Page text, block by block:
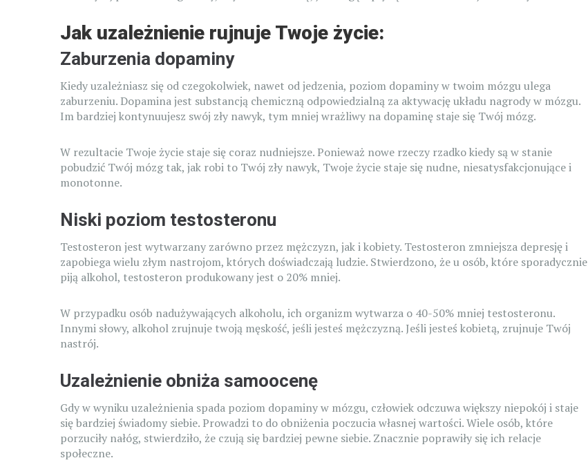
Jak uzależnienie rujnuje Twoje życie:
Zaburzenia dopaminy
Kiedy uzależniasz się od czegokolwiek, nawet od jedzenia, poziom dopaminy w twoim mózgu ulega
zaburzeniu. Dopamina jest substancją chemiczną odpowiedzialną za aktywację układu nagrody w mózgu.
Im bardziej kontynuujesz swój zły nawyk, tym mniej wrażliwy na dopaminę staje się Twój mózg.
W rezultacie Twoje życie staje się coraz nudniejsze. Ponieważ nowe rzeczy rzadko kiedy są w stanie
pobudzić Twój mózg tak, jak robi to Twój zły nawyk, Twoje życie staje się nudne, niesatysfakcjonujące i
monotonne.
Niski poziom testosteronu
Testosteron jest wytwarzany zarówno przez mężczyzn, jak i kobiety. Testosteron zmniejsza depresję i
zapobiega wielu złym nastrojom, których doświadczają ludzie. Stwierdzono, że u osób, które sporadycznie
piją alkohol, testosteron produkowany jest o 20% mniej.
W przypadku osób nadużywających alkoholu, ich organizm wytwarza o 40-50% mniej testosteronu.
Innymi słowy, alkohol zrujnuje twoją męskość, jeśli jesteś mężczyzną. Jeśli jesteś kobietą, zrujnuje Twój
nastrój.
Uzależnienie obniża samoocenę
Gdy w wyniku uzależnienia spada poziom dopaminy w mózgu, człowiek odczuwa większy niepokój i staje
się bardziej świadomy siebie. Prowadzi to do obniżenia poczucia własnej wartości. Wiele osób, które
porzuciły nałóg, stwierdziło, że czują się bardziej pewne siebie. Znacznie poprawiły się ich relacje
społeczne.